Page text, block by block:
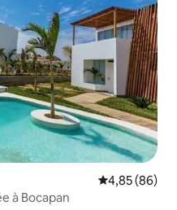
Évaluation
4,85 (86)
à Bocapan